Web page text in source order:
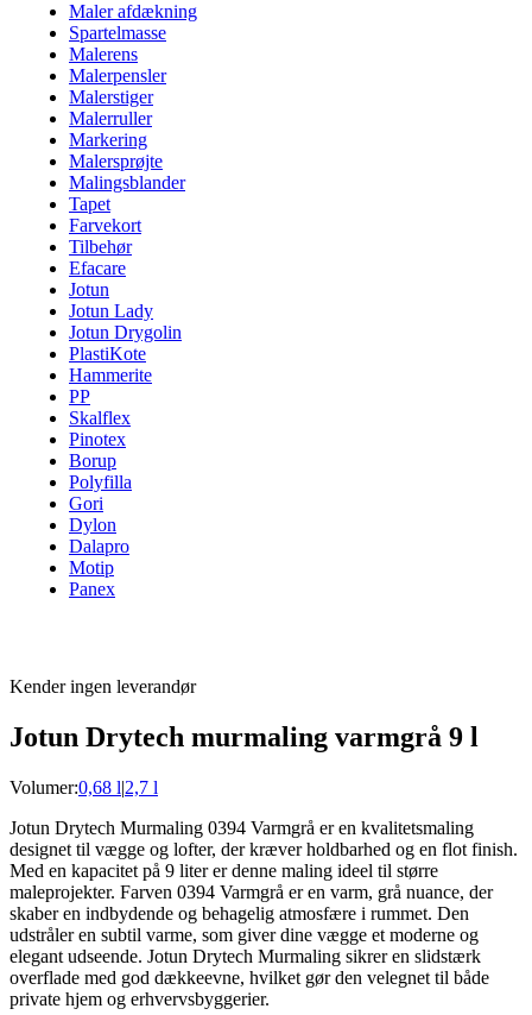
Maler afdækning
Spartelmasse
Malerens
Malerpensler
Malerstiger
Malerruller
Markering
Malersprøjte
Malingsblander
Tapet
Farvekort
Tilbehør
Efacare
Jotun
Jotun Lady
Jotun Drygolin
PlastiKote
Hammerite
PP
Skalflex
Pinotex
Borup
Polyfilla
Gori
Dylon
Dalapro
Motip
Panex
Kender ingen leverandør
Jotun Drytech murmaling varmgrå 9 l
Volumer:0,68 l|2,7 l
Jotun Drytech Murmaling 0394 Varmgrå er en kvalitetsmaling
designet til vægge og lofter, der kræver holdbarhed og en flot finish.
Med en kapacitet på 9 liter er denne maling ideel til større
maleprojekter. Farven 0394 Varmgrå er en varm, grå nuance, der
skaber en indbydende og behagelig atmosfære i rummet. Den
udstråler en subtil varme, som giver dine vægge et moderne og
elegant udseende. Jotun Drytech Murmaling sikrer en slidstærk
overflade med god dækkeevne, hvilket gør den velegnet til både
private hjem og erhvervsbyggerier.